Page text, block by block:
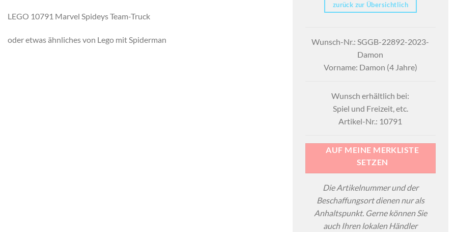
LEGO 10791 Marvel Spideys Team-Truck
oder etwas ähnliches von Lego mit Spiderman
zurück zur Übersichtlich
Wunsch-Nr.: SGGB-22892-2023-
Damon
Vorname: Damon (4 Jahre)
Wunsch erhältlich bei:
Spiel und Freizeit, etc.
Artikel-Nr.: 10791
AUF MEINE MERKLISTE
SETZEN
Die Artikelnummer und der
Beschaffungsort dienen nur als
Anhaltspunkt. Gerne können Sie
auch Ihren lokalen Händler